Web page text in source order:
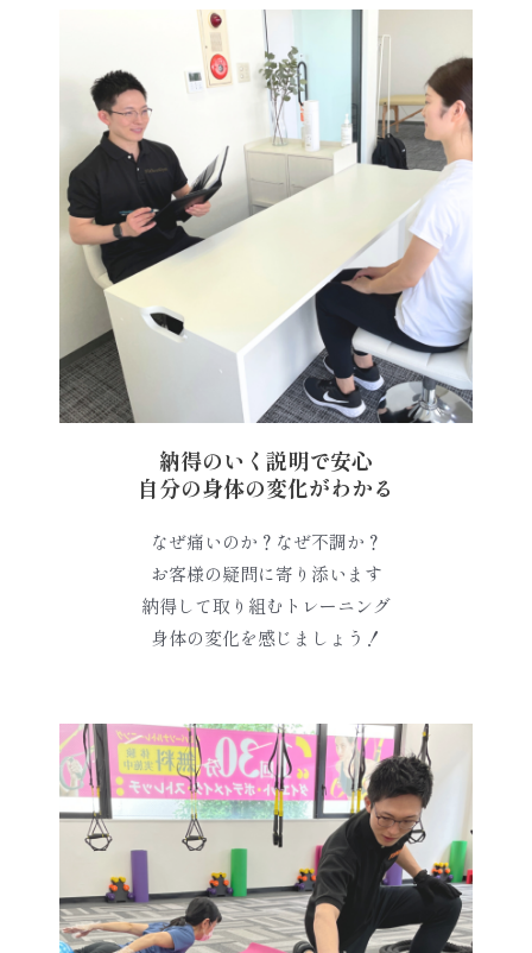
納得のいく説明で安心
自分の身体の変化がわかる
なぜ痛いのか？なぜ不調か？
お客様の疑問に寄り添います
納得して取り組むトレーニング
身体の変化を感じましょう！